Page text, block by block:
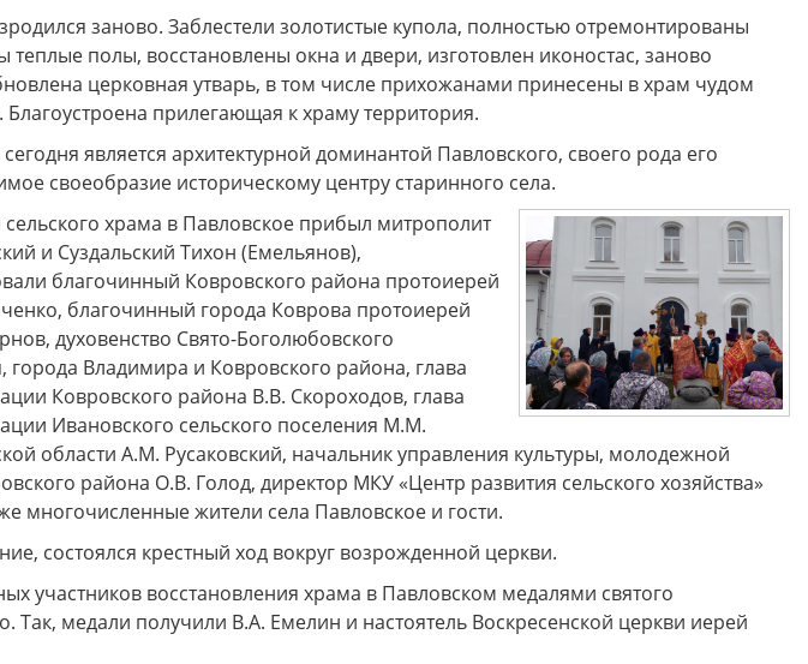
на Клязьме»
район, село
Городок)
интерактивную
мастерская
Стародуба".
Дорогие друзья! Приглашаем Вас
посетить увлекательные и
разнообразные программы по
Пушкинской карте в Историко-
краеведческом музее Ковровского
района в августе!
Музей "Усадьба двух
приглашает на новую
образовательную программу
"Танеев и Бородин. Музыка и
только"!
заново. Заблестели золотистые купола, полностью отремонтированы
полы, восстановлены окна и двери, изготовлен иконостас, заново
церковная утварь, в том числе прихожанами принесены в храм чудом
прилегающая к храму территория.
является архитектурной доминантой Павловского, своего рода его
своеобразие историческому центру старинного села.
храма в Павловское прибыл митрополит
и Суздальский Тихон (Емельянов),
благочинный Ковровского района протоиерей
благочинный города Коврова протоиерей
духовенство Свято-Боголюбовского
города Владимира и Ковровского района, глава
Ковровского района В.В. Скороходов, глава
Ивановского сельского поселения М.М.
области А.М. Русаковский, начальник управления культуры, молодежной
района О.В. Голод, директор МКУ «Центр развития сельского хозяйства»
многочисленные жители села Павловское и гости.
состоялся крестный ход вокруг возрожденной церкви.
участников восстановления храма в Павловском медалями святого
Так, медали получили В.А. Емелин и настоятель Воскресенской церкви иерей